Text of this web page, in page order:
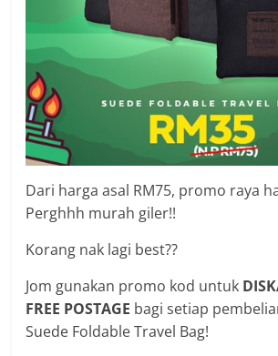
Dari harga asal RM75, promo raya
Perghhh murah giler!!
Korang nak lagi best??
Jom gunakan promo kod untuk
FREE POSTAGE bagi setiap
Suede Foldable Travel Bag!